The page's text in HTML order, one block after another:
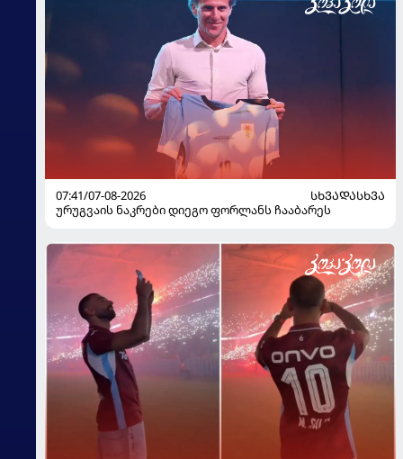
07:41/07-08-2026
ᲡᲮᲕᲐᲓᲐᲡᲮᲕᲐ
ურუგვაის ნაკრები დიეგო ფორლანს ჩააბარეს